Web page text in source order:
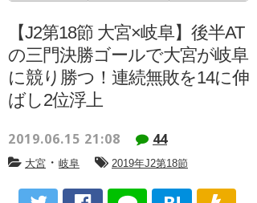
【J2第18節 大宮×岐阜】後半AT
の三門決勝ゴールで大宮が岐阜
に競り勝つ！連続無敗を14に伸
ばし2位浮上
2019.06.15 21:08 44
大宮 ・ 岐阜 2019年J2第18節